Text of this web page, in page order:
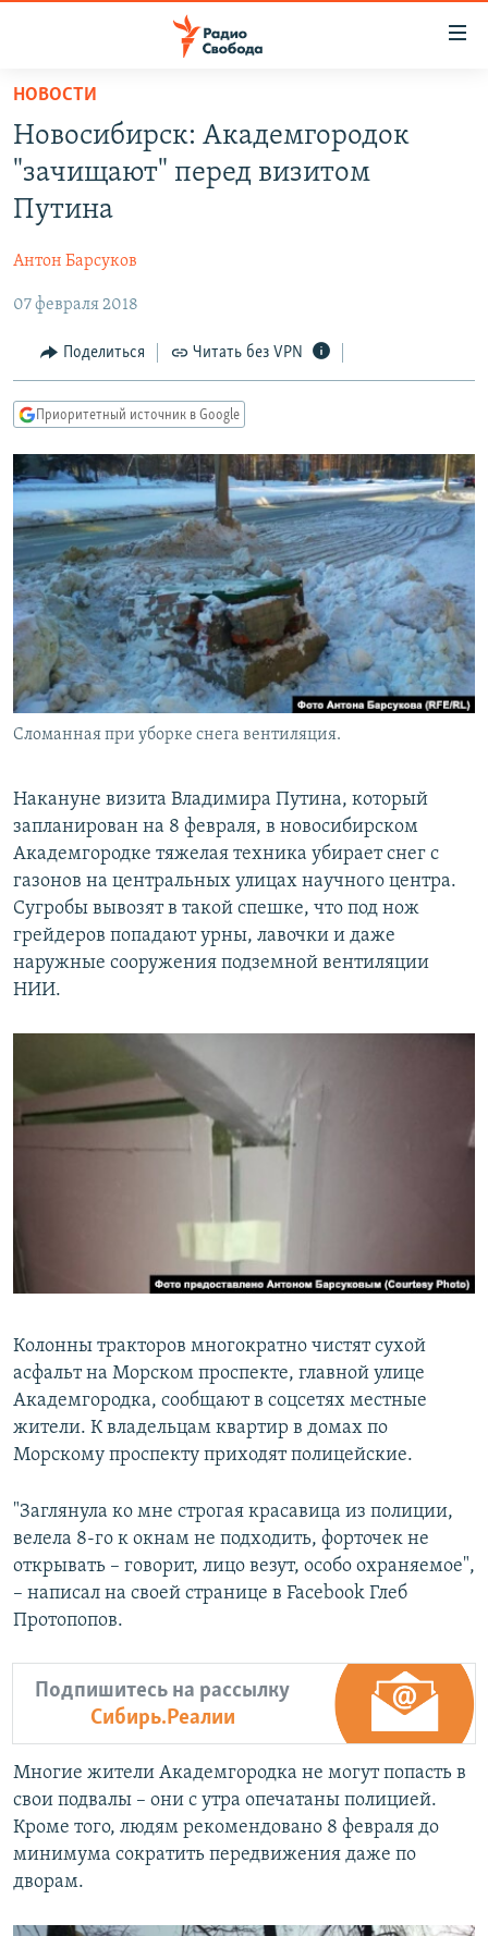
упрощенного
доступа
Вернуться
основному
Вернутся
навигации
Вернутся
поиску
ПРОГРАММЫ
ПОДКАСТЫ
АВТОРСКИЕ ПРОЕКТЫ
МНЕНИЯ
КУЛЬТУРА
IDEL.РЕАЛИИ
СЕВЕР.РЕАЛИИ
СИБИРЬ.РЕАЛИИ
РАСПИСАНИЕ ВЕЩАНИЯ
ПОДПИШИТЕСЬ НА РАССЫЛКУ
СОЦИАЛЬНЫЕ СЕТИ
НОВОСТИ
Новосибирск: Академгородок
"зачищают" перед визитом
Путина
Антон Барсуков
07 февраля 2018
Поделиться Читать без VPN
Приоритетный источник в Google
Сломанная при уборке снега вентиляция.
Накануне визита Владимира Путина, который
запланирован на 8 февраля, в новосибирском
Академгородке тяжелая техника убирает снег с
газонов на центральных улицах научного центра.
Сугробы вывозят в такой спешке, что под нож
грейдеров попадают урны, лавочки и даже
наружные сооружения подземной вентиляции
НИИ.
Колонны тракторов многократно чистят сухой
асфальт на Морском проспекте, главной улице
Академгородка, сообщают в соцсетях местные
жители. К владельцам квартир в домах по
Морскому проспекту приходят полицейские.
"Заглянула ко мне строгая красавица из полиции,
велела 8-го к окнам не подходить, форточек не
открывать – говорит, лицо везут, особо охраняемое",
– написал на своей странице в Facebook Глеб
Протопопов.
Подпишитесь на рассылку
Сибирь.Реалии
Многие жители Академгородка не могут попасть в
свои подвалы – они с утра опечатаны полицией.
Кроме того, людям рекомендовано 8 февраля до
минимума сократить передвижения даже по
дворам.